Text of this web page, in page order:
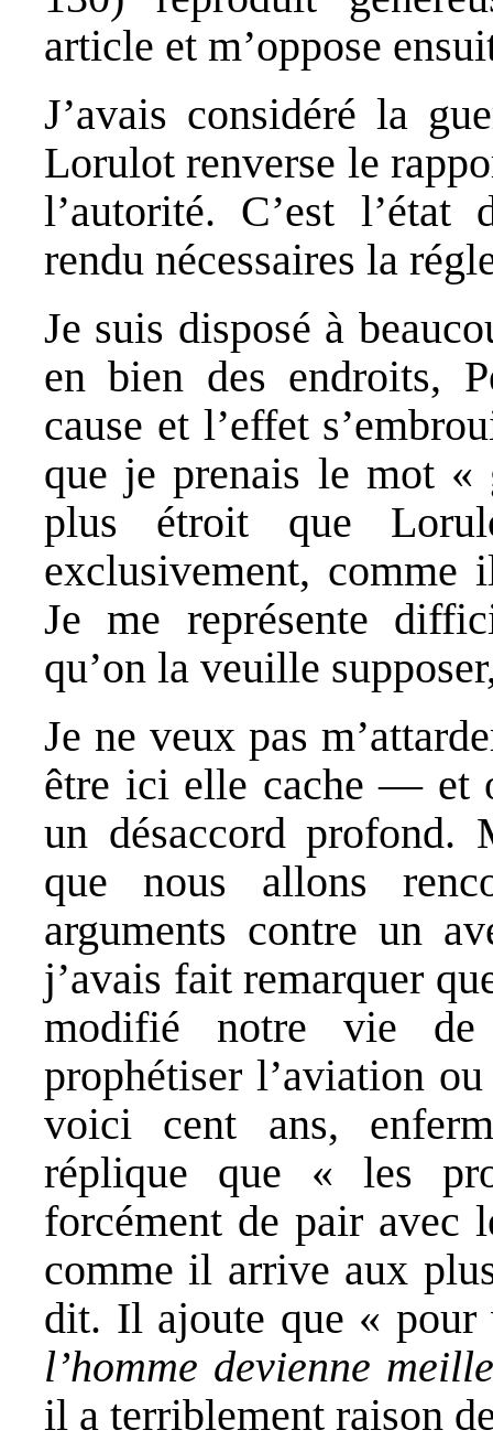
article et m’oppose
J’avais considéré la
Lorulot renverse le
l’autorité. C’est
rendu nécessaires la
Je suis disposé à
en bien des endroits,
cause et l’effet
que je prenais le mot «
plus étroit que
exclusivement, comme
Je me représente
qu’on la veuille
Je ne veux pas
être ici elle cache — et
un désaccord profond.
que nous allons
arguments contre un
j’avais fait remarquer
modifié notre vie
prophétiser l’aviation
voici cent ans,
réplique que « les
forcément de pair avec
comme il arrive aux
dit. Il ajoute que «
l’homme devienne
il a terriblement raison